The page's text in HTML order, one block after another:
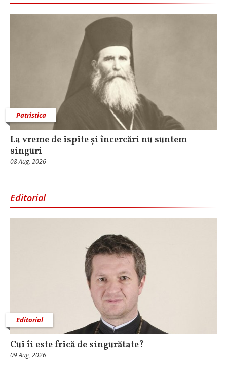
Patristica
La vreme de ispite și încercări nu suntem
singuri
08 Aug, 2026
Editorial
Editorial
Cui îi este frică de singurătate?
09 Aug, 2026